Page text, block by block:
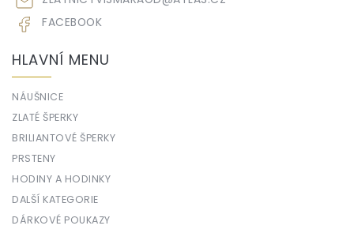
FACEBOOK
HLAVNÍ MENU
NÁUŠNICE
ZLATÉ ŠPERKY
BRILIANTOVÉ ŠPERKY
PRSTENY
HODINY A HODINKY
DALŠÍ KATEGORIE
DÁRKOVÉ POUKAZY